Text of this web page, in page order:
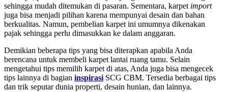
sehingga mudah ditemukan di pasaran. Sementara, karpet import
juga bisa menjadi pilihan karena mempunyai desain dan bahan
berkualitas. Namun, pembelian karpet ini umumnya dikenakan
pajak sehingga perlu dimasukkan ke dalam anggaran.
Demikian beberapa tips yang bisa diterapkan apabila Anda
berencana untuk membeli karpet lantai ruang tamu. Selain
mengetahui tips memilih karpet di atas, Anda juga bisa mengecek
tips lainnya di bagian inspirasi SCG CBM. Tersedia berbagai tips
dan trik seputar dunia properti, desain hunian, dan lainnya.